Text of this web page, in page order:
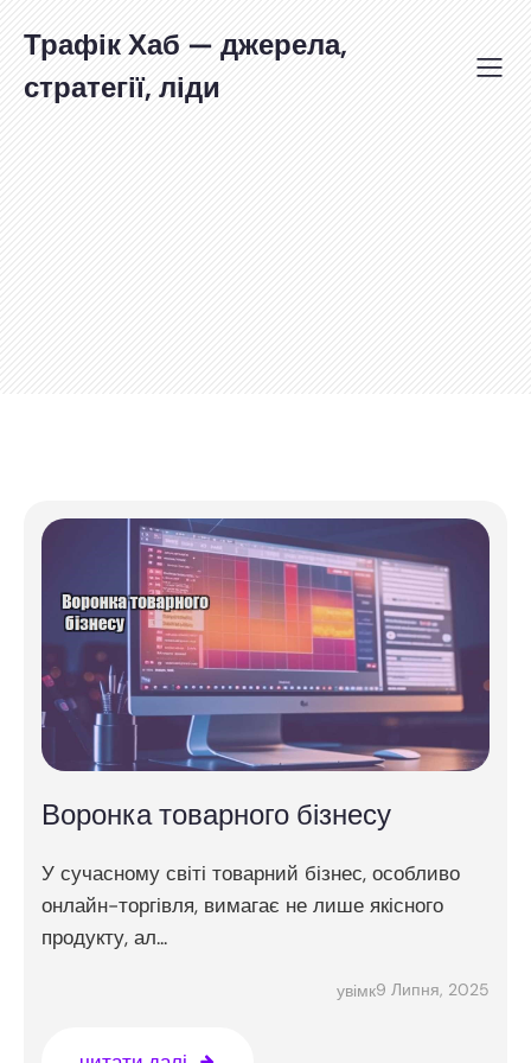
вмісту
Трафік Хаб — джерела,
стратегії, ліди
Воронка товарного бізнесу
У сучасному світі товарний бізнес, особливо
онлайн-торгівля, вимагає не лише якісного
продукту, ал...
увімк9 Липня, 2025